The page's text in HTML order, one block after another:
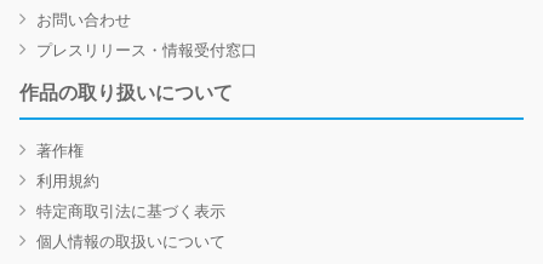
お問い合わせ
プレスリリース・情報受付窓口
作品の取り扱いについて
著作権
利用規約
特定商取引法に基づく表示
個人情報の取扱いについて